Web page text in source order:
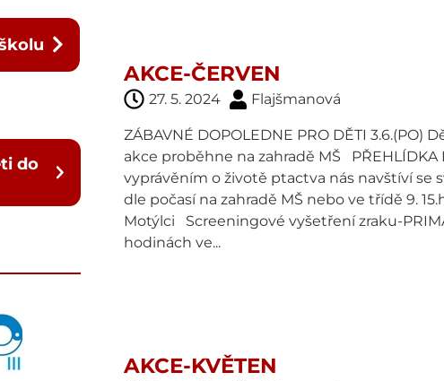
do
AKCE-ČERVEN
27. 5. 2024 Flajšmanová
ZÁBAVNÉ DOPOLEDNE PRO DĚTI
akce proběhne na zahradě MŠ PŘEHLÍDKA
vyprávěním o životě ptactva nás navštíví se
dle počasí na zahradě MŠ nebo ve třídě 9.
Motýlci Screeningové vyšetření zraku-
hodinách ve...
AKCE-KVĚTEN